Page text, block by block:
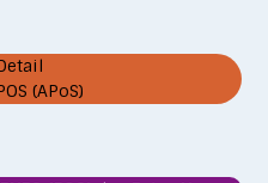
(APoS)